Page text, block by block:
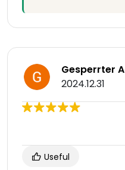
Gesperrter
2024.12.31
Useful